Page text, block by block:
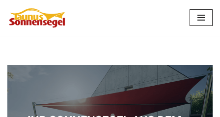
Zum